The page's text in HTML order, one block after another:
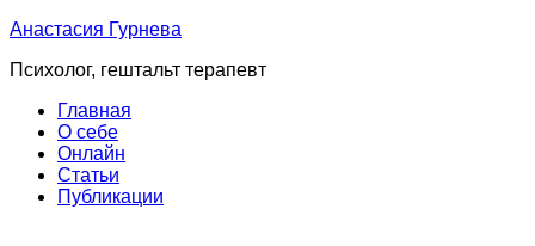
Перейти
содержимому
Анастасия Гурнева
Психолог, гештальт терапевт
Главная
О cебе
Онлайн
Статьи
Публикации